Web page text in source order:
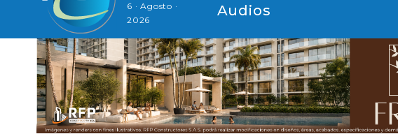
6 · Agosto ·
2026
Audios